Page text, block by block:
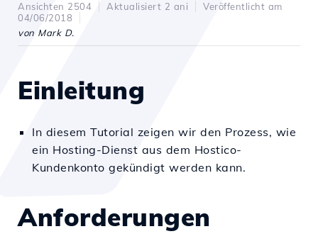
Ansichten 2504 Aktualisiert 2 ani
Veröffentlicht am
04/06/2018
von Mark D.
Einleitung
In diesem Tutorial zeigen wir den Prozess, wie
ein Hosting-Dienst aus dem Hostico-
Kundenkonto gekündigt werden kann.
Anforderungen